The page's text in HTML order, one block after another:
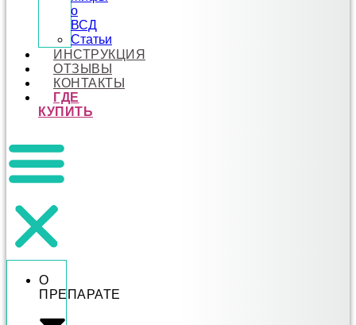
о
ВСД
Статьи
ИНСТРУКЦИЯ
ОТЗЫВЫ
КОНТАКТЫ
ГДЕ
КУПИТЬ
О
ПРЕПАРАТЕ